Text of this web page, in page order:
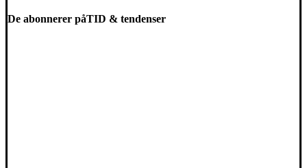
De abonnerer påTID & tendenser